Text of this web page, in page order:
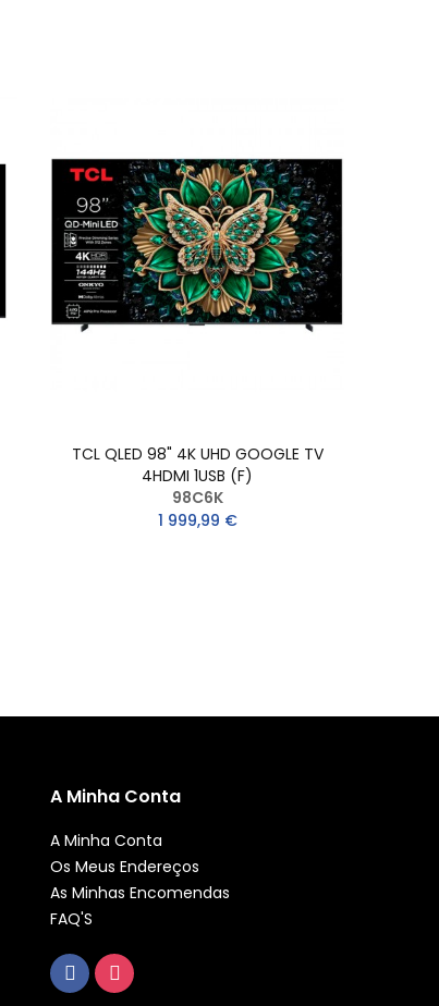
TCL QLED 98" 4K UHD GOOGLE TV
4HDMI 1USB (F)
98C6K
1 999,99 €
A Minha Conta
A Minha Conta
Os Meus Endereços
As Minhas Encomendas
FAQ'S